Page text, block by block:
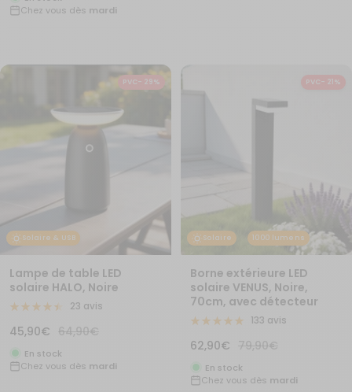
vente
Chez vous dès mardi
Solaire & USB
PVC- 29%
Lampe de table LED
solaire HALO, Noire
23 avis
Prix
de
vente
45,90€ Prix
normal
64,90€
En stock
Chez vous dès mardi
Solaire 1000 lumens
PVC- 21%
Borne extérieure LED
solaire VENUS, Noire,
70cm, avec détecteur
133 avis
Prix
de
vente
62,90€
Prix
normal
79,90€
En stock
Chez vous dès mardi